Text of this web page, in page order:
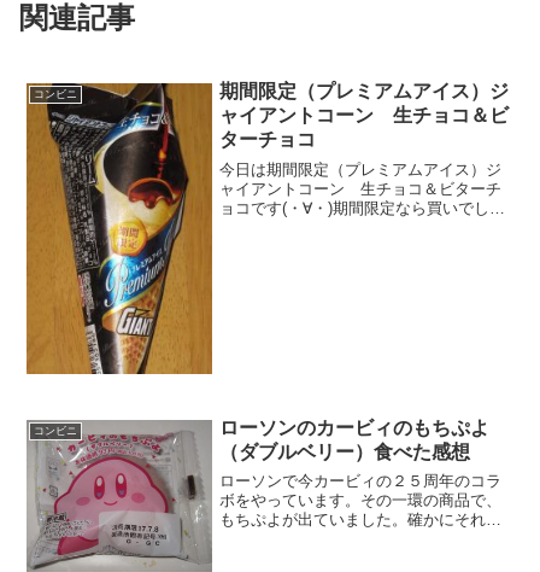
関連記事
コンビニ
期間限定（プレミアムアイス）ジ
ャイアントコーン 生チョコ＆ビ
ターチョコ
今日は期間限定（プレミアムアイス）ジ
ャイアントコーン 生チョコ＆ビターチ
ョコです(・∀・)期間限定なら買いでしょ
コンビニ
ローソンのカービィのもちぷよ
（ダブルベリー）食べた感想
ローソンで今カービィの２５周年のコラ
ボをやっています。その一環の商品で、
もちぷよが出ていました。確かにそれら